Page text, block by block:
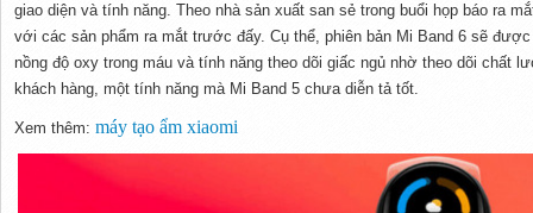
giao diện và tính năng. Theo nhà sản xuất san sẻ trong buổi họp báo ra
với các sản phẩm ra mắt trước đấy. Cụ thể, phiên bản Mi Band 6 sẽ
nồng độ oxy trong máu và tính năng theo dõi giấc ngủ nhờ theo dõi chất
khách hàng, một tính năng mà Mi Band 5 chưa diễn tả tốt.
Xem thêm: máy tạo ẩm xiaomi